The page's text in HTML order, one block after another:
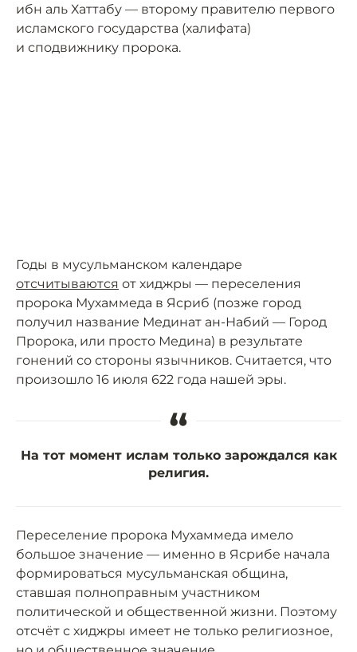
ибн аль Хаттабу — второму правителю первого
исламского государства (халифата)
и сподвижнику пророка.
Годы в мусульманском календаре
отсчитываются от хиджры — переселения
пророка Мухаммеда в Ясриб (позже город
получил название Мединат ан-Набий — Город
Пророка, или просто Медина) в результате
гонений со стороны язычников. Считается, что
произошло 16 июля 622 года нашей эры.
“
На тот момент ислам только зарождался как
религия.
Переселение пророка Мухаммеда имело
большое значение — именно в Ясрибе начала
формироваться мусульманская община,
ставшая полноправным участником
политической и общественной жизни. Поэтому
отсчёт с хиджры имеет не только религиозное,